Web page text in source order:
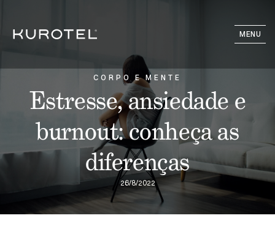
MENU
CORPO E MENTE
Estresse, ansiedade e
burnout: conheça as
diferenças
26/8/2022